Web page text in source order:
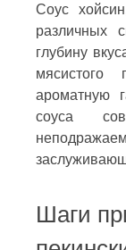
Соус
различных
глубину
мясистого
ароматную
соуса
Шаги